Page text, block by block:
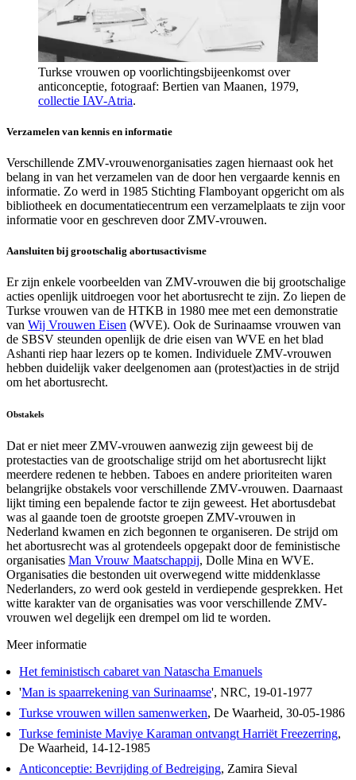
Turkse vrouwen op voorlichtingsbijeenkomst over
anticonceptie, fotograaf: Bertien van Maanen, 1979,
collectie IAV-Atria.
Verzamelen van kennis en informatie
Verschillende ZMV-vrouwenorganisaties zagen hiernaast ook het
belang in van het verzamelen van de door hen vergaarde kennis en
informatie. Zo werd in 1985 Stichting Flamboyant opgericht om als
bibliotheek en documentatiecentrum een verzamelplaats te zijn voor
informatie voor en geschreven door ZMV-vrouwen.
Aansluiten bij grootschalig abortusactivisme
Er zijn enkele voorbeelden van ZMV-vrouwen die bij grootschalige
acties openlijk uitdroegen voor het abortusrecht te zijn. Zo liepen de
Turkse vrouwen van de HTKB in 1980 mee met een demonstratie
van Wij Vrouwen Eisen (WVE). Ook de Surinaamse vrouwen van
de SBSV steunden openlijk de drie eisen van WVE en het blad
Ashanti riep haar lezers op te komen. Individuele ZMV-vrouwen
hebben duidelijk vaker deelgenomen aan (protest)acties in de strijd
om het abortusrecht.
Obstakels
Dat er niet meer ZMV-vrouwen aanwezig zijn geweest bij de
protestacties van de grootschalige strijd om het abortusrecht lijkt
meerdere redenen te hebben. Taboes en andere prioriteiten waren
belangrijke obstakels voor verschillende ZMV-vrouwen. Daarnaast
lijkt timing een bepalende factor te zijn geweest. Het abortusdebat
was al gaande toen de grootste groepen ZMV-vrouwen in
Nederland kwamen en zich begonnen te organiseren. De strijd om
het abortusrecht was al grotendeels opgepakt door de feministische
organisaties Man Vrouw Maatschappij, Dolle Mina en WVE.
Organisaties die bestonden uit overwegend witte middenklasse
Nederlanders, zo werd ook gesteld in verdiepende gesprekken. Het
witte karakter van de organisaties was voor verschillende ZMV-
vrouwen wel degelijk een drempel om lid te worden.
Meer informatie
Het feministisch cabaret van Natascha Emanuels
'Man is spaarrekening van Surinaamse', NRC, 19-01-1977
Turkse vrouwen willen samenwerken, De Waarheid, 30-05-1986
Turkse feministe Maviye Karaman ontvangt Harriët Freezerring,
De Waarheid, 14-12-1985
Anticonceptie: Bevrijding of Bedreiging, Zamira Sieval